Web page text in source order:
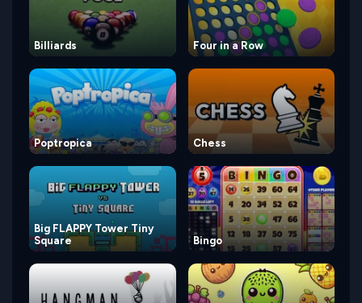
Billiards Four in a Row
Poptropica Chess
Big FLAPPY Tower Tiny
Square
Bingo